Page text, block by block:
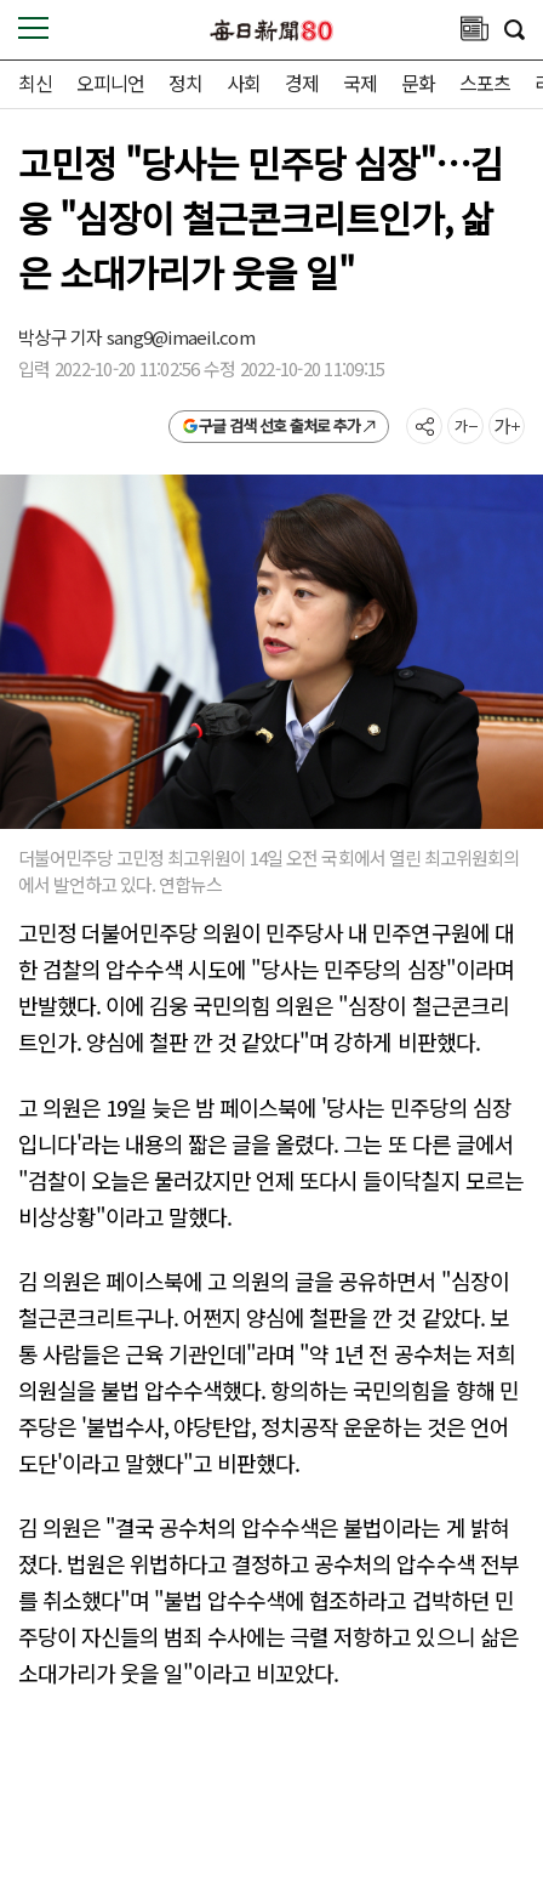
최신 오피니언 정치 사회 경제 국제 문화 스포츠
고민정 "당사는 민주당 심장"…김
웅 "심장이 철근콘크리트인가, 삶
은 소대가리가 웃을 일"
박상구 기자sang9@imaeil.com
입력 2022-10-20 11:02:56 수정 2022-10-20 11:09:15
구글 검색 선호 출처로 추가
더불어민주당 고민정 최고위원이 14일 오전 국회에서 열린 최고위원회의
에서 발언하고 있다. 연합뉴스
고민정 더불어민주당 의원이 민주당사 내 민주연구원에 대
한 검찰의 압수수색 시도에 "당사는 민주당의 심장"이라며
반발했다. 이에 김웅 국민의힘 의원은 "심장이 철근콘크리
트인가. 양심에 철판 깐 것 같았다"며 강하게 비판했다.
고 의원은 19일 늦은 밤 페이스북에 '당사는 민주당의 심장
입니다'라는 내용의 짧은 글을 올렸다. 그는 또 다른 글에서
"검찰이 오늘은 물러갔지만 언제 또다시 들이닥칠지 모르는
비상상황"이라고 말했다.
김 의원은 페이스북에 고 의원의 글을 공유하면서 "심장이
철근콘크리트구나. 어쩐지 양심에 철판을 깐 것 같았다. 보
통 사람들은 근육 기관인데"라며 "약 1년 전 공수처는 저희
의원실을 불법 압수수색했다. 항의하는 국민의힘을 향해 민
주당은 '불법수사, 야당탄압, 정치공작 운운하는 것은 언어
도단'이라고 말했다"고 비판했다.
김 의원은 "결국 공수처의 압수수색은 불법이라는 게 밝혀
졌다. 법원은 위법하다고 결정하고 공수처의 압수수색 전부
를 취소했다"며 "불법 압수수색에 협조하라고 겁박하던 민
주당이 자신들의 범죄 수사에는 극렬 저항하고 있으니 삶은
소대가리가 웃을 일"이라고 비꼬았다.